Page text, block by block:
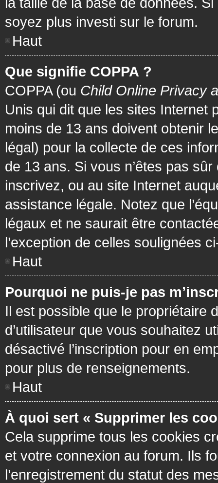
soyez plus investi sur le forum.
Haut
Que signifie COPPA ?
COPPA (ou Child Online Privacy
Unis qui dit que les sites Internet
moins de 13 ans doivent obtenir
légal) pour la collecte de ces
de 13 ans. Si vous n’êtes pas
inscrivez, ou au site Internet
assistance légale. Notez que
légaux et ne saurait être
l’exception de celles soulignées
Haut
Pourquoi ne puis-je pas
Il est possible que le propriétaire
d’utilisateur que vous souhaitez
désactivé l’inscription pour en
pour plus de renseignements.
Haut
À quoi sert « Supprimer les
Cela supprime tous les cookies
et votre connexion au forum. Ils
l’enregistrement du statut des